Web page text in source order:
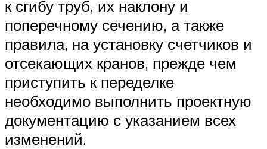
к сгибу труб, их наклону и
поперечному сечению, а также
правила, на установку счетчиков и
отсекающих кранов, прежде чем
приступить к переделке
необходимо выполнить проектную
документацию с указанием всех
изменений.